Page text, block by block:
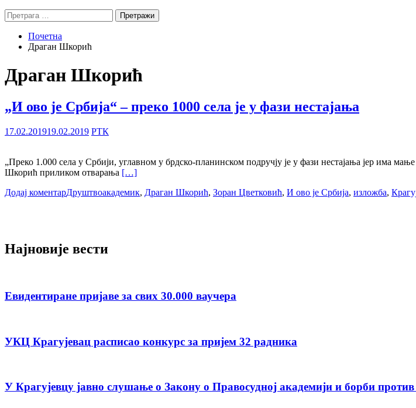
Претрага
за:
Почетна
Драган Шкорић
Драган Шкорић
„И ово је Србија“ – преко 1000 села је у фази нестајања
17.02.201919.02.2019 РТК
„Преко 1.000 села у Србији, углавном у брдско-планинском подручју је у фази нестајања јер има
Шкорић приликом отварања […]
Додај коментарДруштвоакадемик, Драган Шкорић, Зоран Цветковић, И ово је Србија, изложба,
Најновије вести
Евидентиране пријаве за свих 30.000 ваучера
УКЦ Крагујевац расписао конкурс за пријем 32 радника
У Крагујевцу јавно слушање о Закону о Правосудној академији и борби против